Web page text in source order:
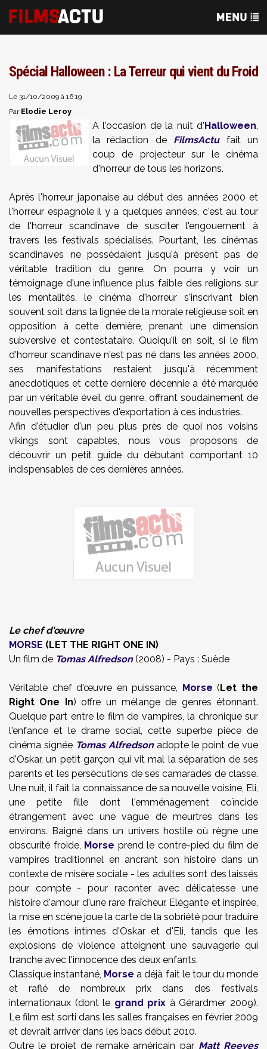
Spécial Halloween : La Terreur qui vient du Froid
Le 31/10/2009 à 16:19
Par Elodie Leroy
A l'occasion de la nuit d'Halloween,
la rédaction de FilmsActufait un
coup de projecteur sur le cinéma
d'horreur de tous les horizons.
Après l'horreur japonaise au début des années 2000 et
l'horreur espagnole il y a quelques années, c'est au tour
de l'horreur scandinave de susciter l'engouement à
travers les festivals spécialisés. Pourtant, les cinémas
scandinaves ne possédaient jusqu'à présent pas de
véritable tradition du genre. On pourra y voir un
témoignage d'une influence plus faible des religions sur
les mentalités, le cinéma d'horreur s'inscrivant bien
souvent soit dans la lignée de la morale religieuse soit en
opposition à cette dernière, prenant une dimension
subversive et contestataire. Quoiqu'il en soit, si le film
d'horreur scandinave n'est pas né dans les années 2000,
ses manifestations restaient jusqu'à récemment
anecdotiques et cette dernière décennie a été marquée
par un véritable éveil du genre, offrant soudainement de
nouvelles perspectives d'exportation à ces industries.
Afin d'étudier d'un peu plus près de quoi nos voisins
vikings sont capables, nous vous proposons de
découvrir un petit guide du débutant comportant 10
indispensables de ces dernières années.
Le chef d'œuvre
MORSE (LET THE RIGHT ONE IN)
Un film de Tomas Alfredson(2008) - Pays : Suède
Véritable chef d'œuvre en puissance, Morse (Let the
Right One In) offre un mélange de genres étonnant.
Quelque part entre le film de vampires, la chronique sur
l'enfance et le drame social, cette superbe pièce de
cinéma signée Tomas Alfredsonadopte le point de vue
d'Oskar, un petit garçon qui vit mal la séparation de ses
parents et les persécutions de ses camarades de classe.
Une nuit, il fait la connaissance de sa nouvelle voisine, Eli,
une petite fille dont l'emménagement coïncide
étrangement avec une vague de meurtres dans les
environs. Baigné dans un univers hostile où règne une
obscurité froide, Morse prend le contre-pied du film de
vampires traditionnel en ancrant son histoire dans un
contexte de misère sociale - les adultes sont des laissés
pour compte - pour raconter avec délicatesse une
histoire d'amour d'une rare fraîcheur. Elégante et inspirée,
la mise en scène joue la carte de la sobriété pour traduire
les émotions intimes d'Oskar et d'Eli, tandis que les
explosions de violence atteignent une sauvagerie qui
tranche avec l'innocence des deux enfants.
Classique instantané, Morse a déjà fait le tour du monde
et raflé de nombreux prix dans des festivals
internationaux (dont le grand prix à Gérardmer 2009).
Le film est sorti dans les salles françaises en février 2009
et devrait arriver dans les bacs début 2010.
Outre le projet de remake américain par Matt Reeves